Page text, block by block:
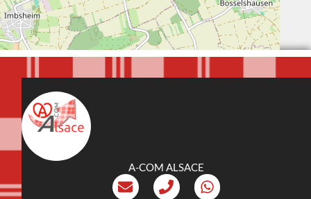
A-COM ALSACE